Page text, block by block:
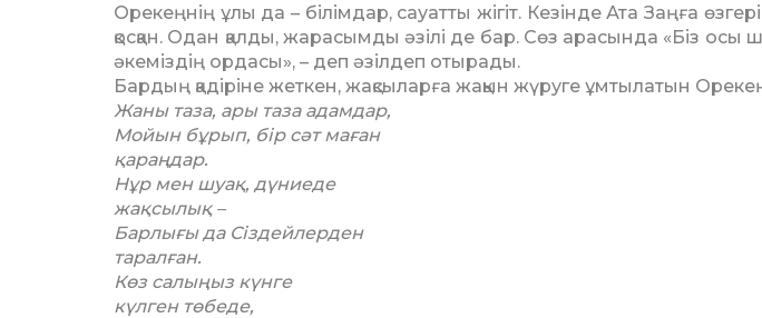
Орекеңнің ұлы да – білімдар, сауатты жігіт. Кезінде Ата Заңға
қосқан. Одан қалды, жарасымды әзілі де бар. Сөз арасында «Біз осы
әкеміздің ордасы», – деп әзілдеп отырады.
Бардың қадіріне жеткен, жақсыларға жақын жүруге ұмтыла­тын
Жаны таза, ары таза адамдар,
Мойын бұрып, бір сәт маған
қараңдар.
Нұр мен шуақ, дүниеде
жақсылық –
Барлығы да Сіздейлерден
таралған.
Көз салыңыз күнге
күлген төбеде,